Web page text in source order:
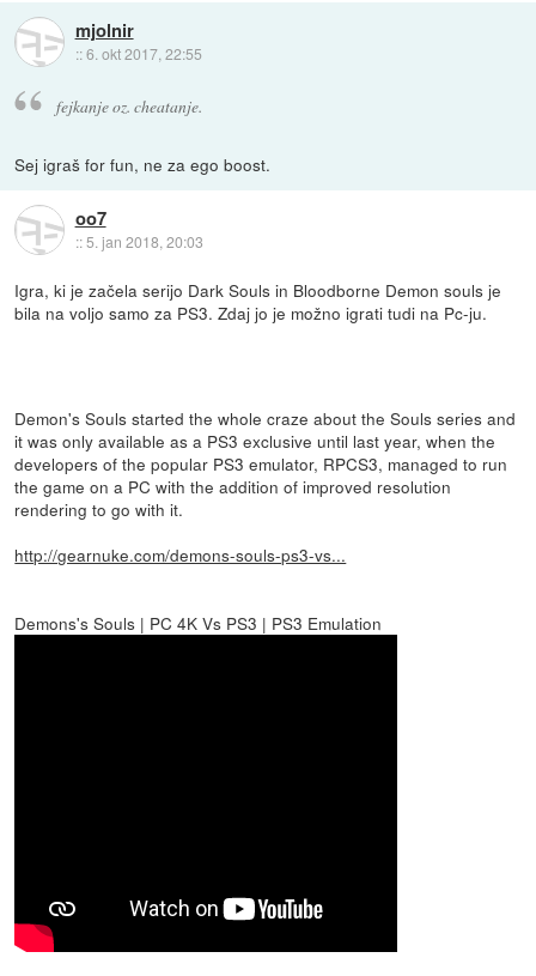
mjolnir
::6. okt 2017, 22:55
fejkanje oz. cheatanje.
Sej igraš for fun, ne za ego boost.
oo7
::5. jan 2018, 20:03
Igra, ki je začela serijo Dark Souls in Bloodborne Demon souls je
bila na voljo samo za PS3. Zdaj jo je možno igrati tudi na Pc-ju.
Demon's Souls started the whole craze about the Souls series and
it was only available as a PS3 exclusive until last year, when the
developers of the popular PS3 emulator, RPCS3, managed to run
the game on a PC with the addition of improved resolution
rendering to go with it.
http://gearnuke.com/demons-souls-ps3-vs...
Demons's Souls | PC 4K Vs PS3 | PS3 Emulation